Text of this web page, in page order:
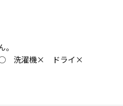
○ 洗濯機× ドライ×